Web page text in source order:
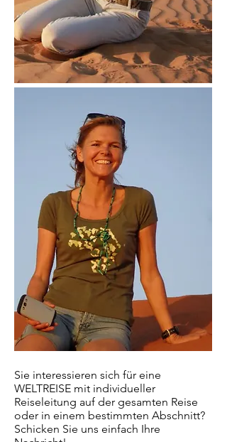
Sie interessieren sich für eine
WELTREISE mit individueller
Reiseleitung auf der gesamten Reise
oder in einem bestimmten Abschnitt?
Schicken Sie uns einfach Ihre